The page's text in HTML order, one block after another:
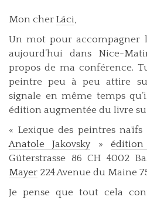
Mon cher Láci,
Un mot pour accompagner
aujourd’hui dans Nice-
propos de ma conférence.
peintre peu à peu attire
signale en même temps
édition augmentée du livre
« Lexique des peintres
Anatole Jakovsky » édition
Güterstrasse 86 CH 4002
Mayer 224 Avenue du Maine
Je pense que tout cela